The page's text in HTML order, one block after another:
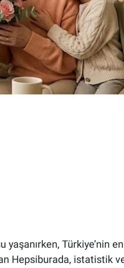
Türkiye’nin
Hepsiburada, istatistik